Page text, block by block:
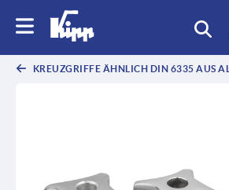
KREUZGRIFFE ÄHNLICH DIN 6335 AUS